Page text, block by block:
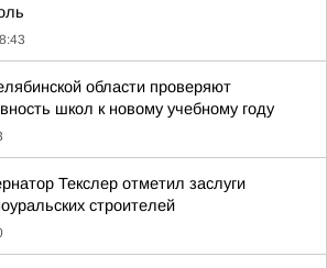
области проверяют
школ к новому учебному году
Текслер отметил заслуги
строителей